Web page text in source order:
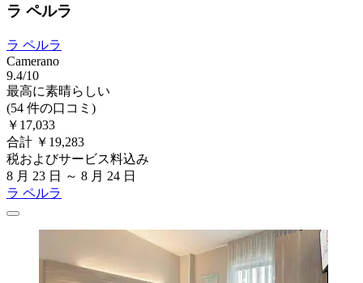
ラ ペルラ
ラ ペルラ
Camerano
9.4/10
最高に素晴らしい
(54 件の口コミ)
￥17,033
合計 ￥19,283
税およびサービス料込み
8 月 23 日 ～ 8 月 24 日
ラ ペルラ